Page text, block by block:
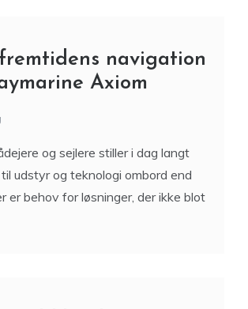
navigation
Axiom
og sejlere stiller i dag langt
udstyr og teknologi ombord end
er behov for løsninger, der ikke blot